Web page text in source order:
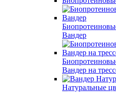
Вандер
Вандер на
Натуральные